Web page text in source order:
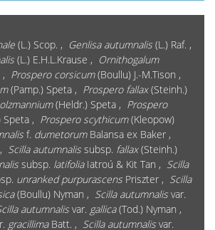
(L.) Scop. , Genlisa autumnalis (L.) Raf. ,
(L.) E.H.L.Krause , Ornithogalum
Prospero corsicum(Boullu) J.-M.Tison ,
(Pamp.) Speta , Prospero fallax(Steinh.)
(Heldr.) Speta , Prospero
, Prospero scythicum(Kleopow)
f. dumetorumBalansa ex Baker ,
Scilla autumnalis subsp. fallax(Steinh.)
subsp. latifoliaIatroú & Kit Tan , Scilla
unranked purpurascens Priszter , Scilla
(Boullu) Nyman , Scilla autumnalis var.
autumnalis var. gallica(Tod.) Nyman ,
gracillimaBatt. , Scilla autumnalis var.